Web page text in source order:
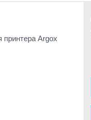
принтера Argox